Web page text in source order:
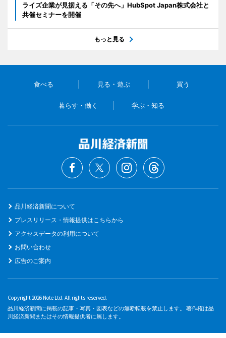
ライズ企業が見据える「その先へ」HubSpot Japan株式会社と
共催セミナーを開催
もっと見る
食べる 見る・遊ぶ 買う
暮らす・働く 学ぶ・知る
品川経済新聞について
プレスリリース・情報提供はこちらから
アクセスデータの利用について
お問い合わせ
広告のご案内
Copyright 2026 Note Ltd. All rights reserved.
品川経済新聞に掲載の記事・写真・図表などの無断転載を禁止します。 著作権は品
川経済新聞またはその情報提供者に属します。